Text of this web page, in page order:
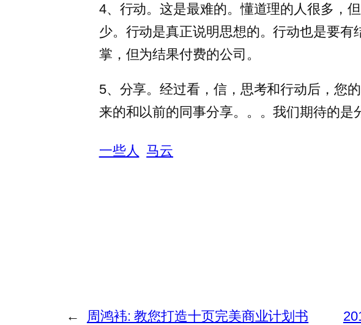
4、行动。这是最难的。懂道理的人很多，
少。行动是真正说明思想的。行动也是要有
掌，但为结果付费的公司。
5、分享。经过看，信，思考和行动后，您
来的和以前的同事分享。。。我们期待的是
一些人 马云
← 周鸿袆: 教您打造十页完美商业计划书